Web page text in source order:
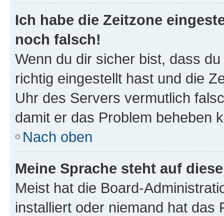
Ich habe die Zeitzone
noch falsch!
Wenn du dir sicher bist, dass
richtig eingestellt hast und die
Uhr des Servers vermutlich
damit er das Problem beheben
Nach oben
Meine Sprache steht auf
Meist hat die Board-
installiert oder niemand hat das